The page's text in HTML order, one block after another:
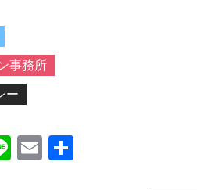
事務所
ー
LineEmail